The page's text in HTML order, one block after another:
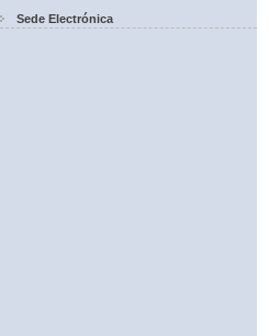
Sede Electrónica